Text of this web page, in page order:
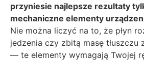
przyniesie najlepsze rezultaty
mechaniczne elementy
Nie można liczyć na to, że płyn
jedzenia czy zbitą masę tłuszczu
— te elementy wymagają Twojej